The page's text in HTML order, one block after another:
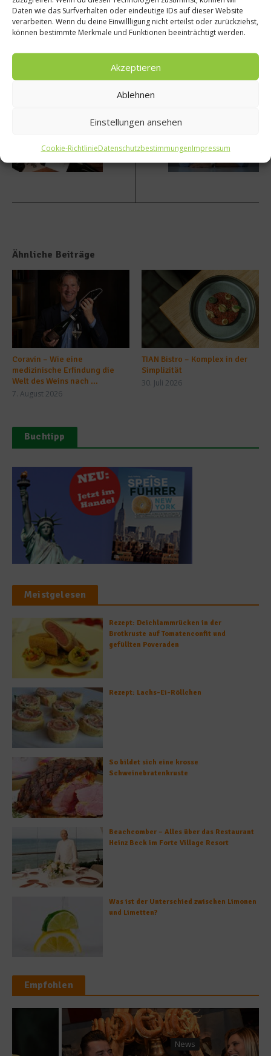
Daten wie das Surfverhalten oder eindeutige IDs auf dieser Website
verarbeiten. Wenn du deine Einwillligung nicht erteilst oder zurückziehst,
können bestimmte Merkmale und Funktionen beeinträchtigt werden.
Akzeptieren
Ablehnen
Einstellungen ansehen
Cookie-RichtlinieDatenschutzbestimmungenImpressum
nsemi
zu
Nächster Beitrag
h Wein
Sohm
t Wein
Ähnliche Beiträge
Coravin – Wie eine
medizinische Erfindung die
Welt des Weins nach ...
7. August 2026
TIAN Bistro – Komplex in der
Simplizität
30. Juli 2026
Buchtipp
Meistgelesen
Rezept: Deichlammrücken in der
Brotkruste auf Tomatenconfit und
gefüllten Poveraden
Rezept: Lachs-Ei-Röllchen
So bildet sich eine krosse
Schweinebratenkruste
Beachcomber – Alles über das Restaurant
Heinz Beck im Forte Village Resort
Was ist der Unterschied zwischen Limonen
und Limetten?
Empfohlen
News